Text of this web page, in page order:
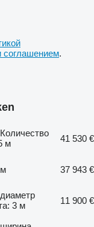
соглашением.
м
41 530 €
37 943 €
3 м
11 900 €